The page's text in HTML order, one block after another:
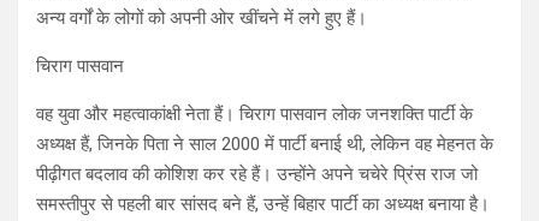
अन्य वर्गों के लोगों को अपनी ओर खींचने में लगे हुए हैं।
चिराग पासवान
वह युवा और महत्वाकांक्षी नेता हैं। चिराग पासवान लोक जनशक्ति पार्टी के
अध्यक्ष हैं, जिनके पिता ने साल 2000 में पार्टी बनाई थी, लेकिन वह मेहनत के
पीढ़ीगत बदलाव की कोशिश कर रहे हैं। उन्होंने अपने चचेरे प्रिंस राज जो
समस्तीपुर से पहली बार सांसद बने हैं, उन्हें बिहार पार्टी का अध्यक्ष बनाया है।